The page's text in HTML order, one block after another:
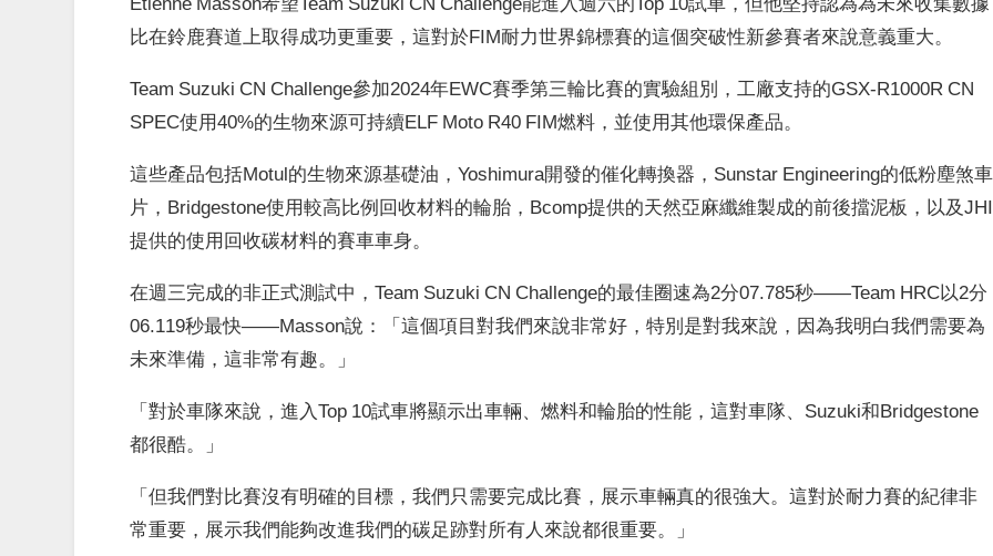
比在鈴鹿賽道上取得成功更重要，這對於FIM耐力世界錦標賽的這個突破性新參賽者來說意義重大。
Team Suzuki CN Challenge參加2024年EWC賽季第三輪比賽的實驗組別，工廠支持的GSX-R1000R CN
SPEC使用40%的生物來源可持續ELF Moto R40 FIM燃料，並使用其他環保產品。
這些產品包括Motul的生物來源基礎油，Yoshimura開發的催化轉換器，Sunstar Engineering的低粉塵煞車
片，Bridgestone使用較高比例回收材料的輪胎，Bcomp提供的天然亞麻纖維製成的前後擋泥板，以及JHI
提供的使用回收碳材料的賽車車身。
在週三完成的非正式測試中，Team Suzuki CN Challenge的最佳圈速為2分07.785秒——Team HRC以2分
06.119秒最快——Masson說：「這個項目對我們來說非常好，特別是對我來說，因為我明白我們需要為
未來準備，這非常有趣。」
「對於車隊來說，進入Top 10試車將顯示出車輛、燃料和輪胎的性能，這對車隊、Suzuki和Bridgestone
都很酷。」
「但我們對比賽沒有明確的目標，我們只需要完成比賽，展示車輛真的很強大。這對於耐力賽的紀律非
常重要，展示我們能夠改進我們的碳足跡對所有人來說都很重要。」